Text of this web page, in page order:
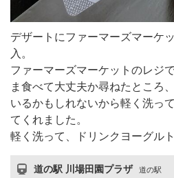
デザートにファーマーズマーケ
入。
ファーマーズマーケットのレジ
ま食べて大丈夫か尋ねたところ
いるかもしれないから軽く洗っ
てくれました。
軽く洗って、ドリンクヨーグルト
道の駅 川場田園プラザ 道の駅